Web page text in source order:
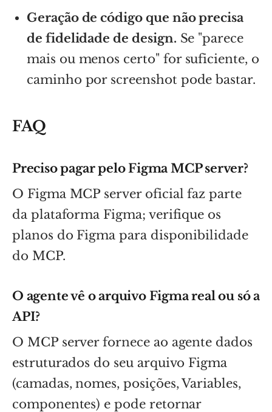
Geração de código que não precisa
de fidelidade de design. Se "parece
mais ou menos certo" for suficiente, o
caminho por screenshot pode bastar.
FAQ
Preciso pagar pelo Figma MCP server?
O Figma MCP server oficial faz parte
da plataforma Figma; verifique os
planos do Figma para disponibilidade
do MCP.
O agente vê o arquivo Figma real ou só a
API?
O MCP server fornece ao agente dados
estruturados do seu arquivo Figma
(camadas, nomes, posições, Variables,
componentes) e pode retornar